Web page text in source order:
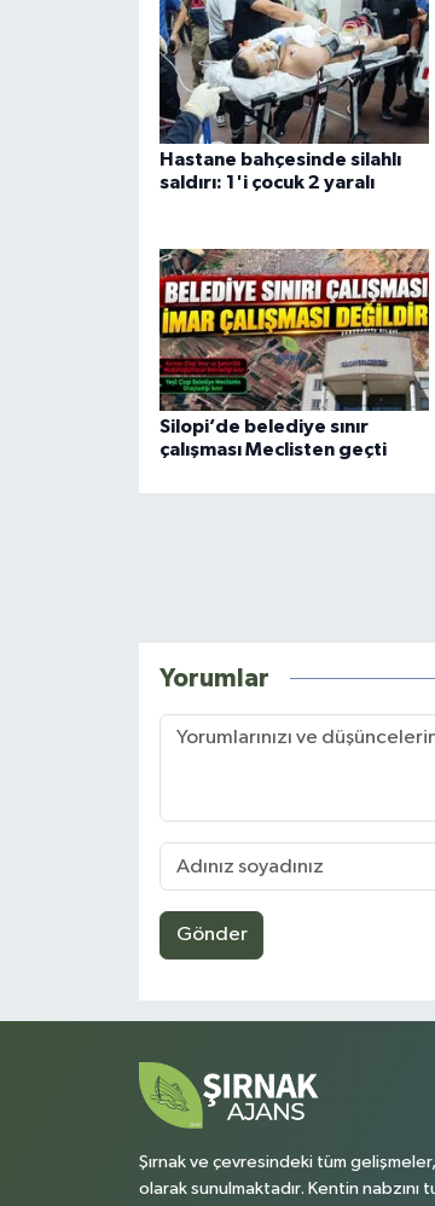
Hastane bahçesinde silahlı
saldırı: 1'i çocuk 2 yaralı
Silopi’de belediye sınır
çalışması Meclisten geçti
Yorumlar
Gönder
Şırnak ve çevresindeki tüm
olarak sunulmaktadır. Kentin nabzını